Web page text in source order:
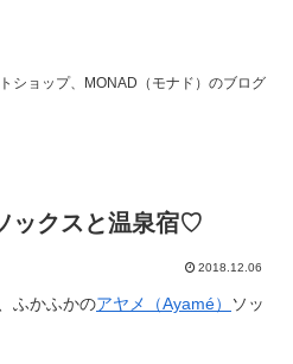
ショップ、MONAD（モナド）のブログ
ックスと温泉宿♡
2018.12.06
ふかふかのアヤメ（Ayamé）
ソッ